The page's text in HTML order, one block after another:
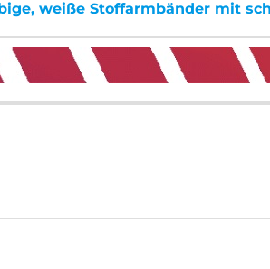
weiße Stoffarmbänder mit